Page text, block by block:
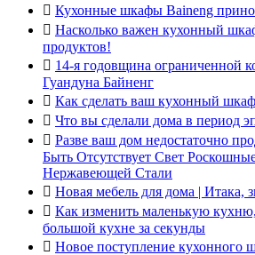
 Кухонные шкафы Baineng
 Насколько важен кухонный
продуктов!
 14-я годовщина ограниченной
Гуандуна Байненг
 Как сделать ваш кухонный
 Что вы сделали дома в период
 Разве ваш дом недостаточно
Быть Отсутствует Свет
Нержавеющей Стали
 Новая мебель для дома | Итака,
 Как изменить маленькую
большой кухне за секунды
 Новое поступление кухонного